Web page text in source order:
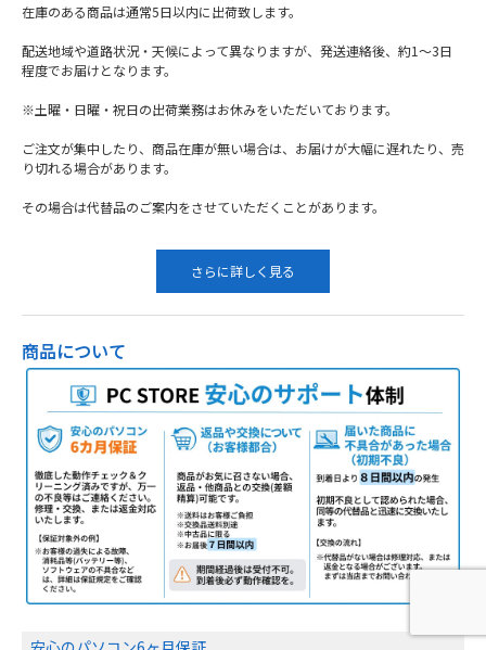
在庫のある商品は通常5日以内に出荷致します。
配送地域や道路状況・天候によって異なりますが、発送連絡後、約1～3日
程度でお届けとなります。
※土曜・日曜・祝日の出荷業務はお休みをいただいております。
ご注文が集中したり、商品在庫が無い場合は、お届けが大幅に遅れたり、売
り切れる場合があります。
その場合は代替品のご案内をさせていただくことがあります。
さらに詳しく見る
商品について